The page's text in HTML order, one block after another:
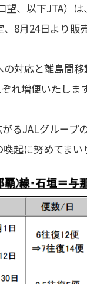
望、以下JTA）
8月24日より販
対応と離島間移
れ増便いたします
るJALグループ
起に努めてまい